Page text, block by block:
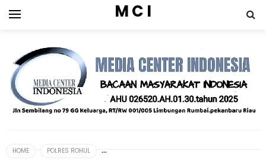
M C I
HOME POLRES ROHUL